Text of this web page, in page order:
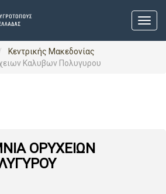
Κεντρικής Μακεδονίας
Καλυβων Πολυγυρου
ΟΡΥΧΕΙΩΝ